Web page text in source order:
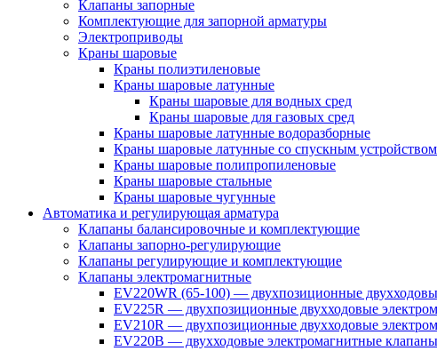
Клапаны запорные
Комплектующие для запорной арматуры
Электроприводы
Краны шаровые
Краны полиэтиленовые
Краны шаровые латунные
Краны шаровые для водных сред
Краны шаровые для газовых сред
Краны шаровые латунные водоразборные
Краны шаровые латунные со спускным устройством
Краны шаровые полипропиленовые
Краны шаровые стальные
Краны шаровые чугунные
Автоматика и регулирующая арматура
Клапаны балансировочные и комплектующие
Клапаны запорно-регулирующие
Клапаны регулирующие и комплектующие
Клапаны электромагнитные
EV220WR (65-100) — двухпозиционные
EV225R — двухпозиционные двухходовые
EV210R — двухпозиционные двухходовые
EV220B — двухходовые электромагнитные